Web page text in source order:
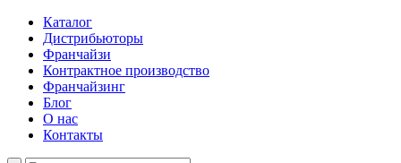
Каталог
Дистрибьюторы
Франчайзи
Контрактное производство
Франчайзинг
Блог
О нас
Контакты